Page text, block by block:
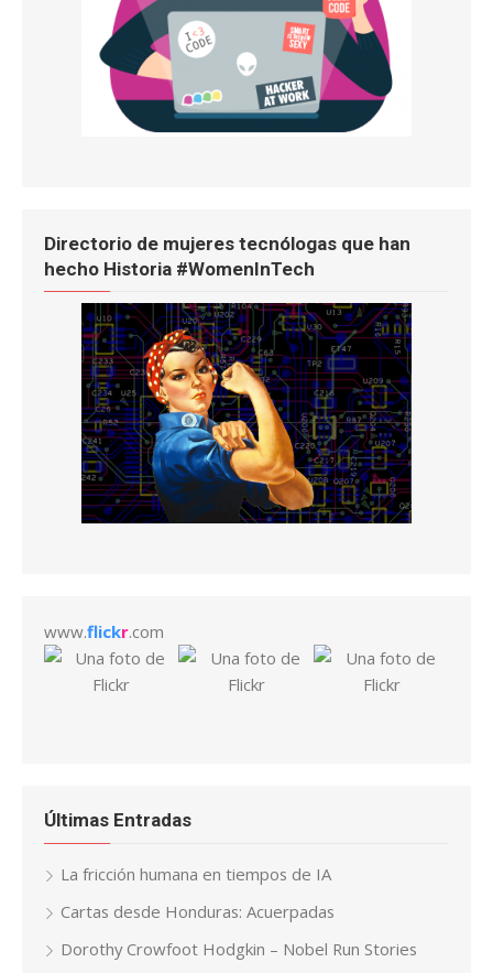
Directorio de mujeres tecnólogas que han
hecho Historia #WomenInTech
www.flickr.com
Últimas Entradas
La fricción humana en tiempos de IA
Cartas desde Honduras: Acuerpadas
Dorothy Crowfoot Hodgkin – Nobel Run Stories